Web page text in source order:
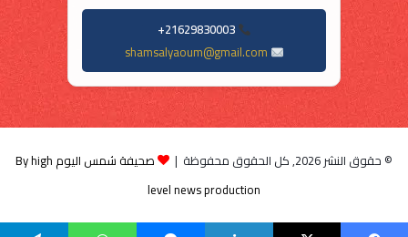
21629830003+
shamsalyaoum@gmail.com
© حقوق النشر 2026, كل الحقوق محفوظة |
صحيفة شمس اليوم By high
level news production